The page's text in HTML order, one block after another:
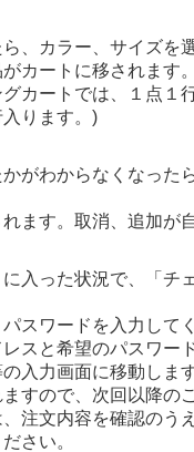
、カラー、サイズを
カートに移されます
カートでは、１点１
ります。)
がわからなくなった
ます。取消、追加が
入った状況で、「チ
スワードを入力して
スと希望のパスワー
入力画面に移動しま
すので、次回以降の
注文内容を確認のう
さい。